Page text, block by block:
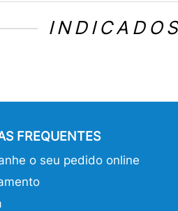
FREQUENTES
o seu pedido online